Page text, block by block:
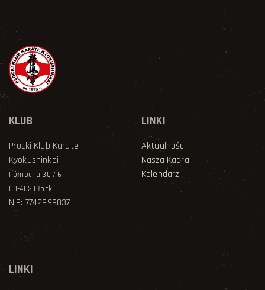
KLUB
Płocki Klub Karate
Kyokushinkai
Północna 30 / 6
09-402 Płock
NIP: 7742999037
LINKI
Aktualności
Nasza Kadra
Kalendarz
LINKI